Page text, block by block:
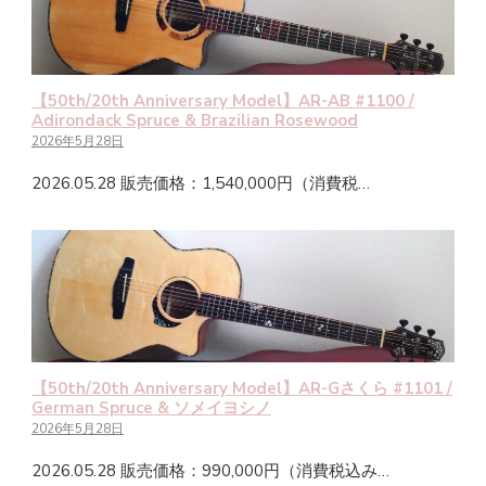
【50th/20th Anniversary Model】AR-AB #1100 /
Adirondack Spruce & Brazilian Rosewood
2026年5月28日
2026.05.28 販売価格：1,540,000円（消費税…
【50th/20th Anniversary Model】AR-Gさくら #1101 /
German Spruce & ソメイヨシノ
2026年5月28日
2026.05.28 販売価格：990,000円（消費税込み…